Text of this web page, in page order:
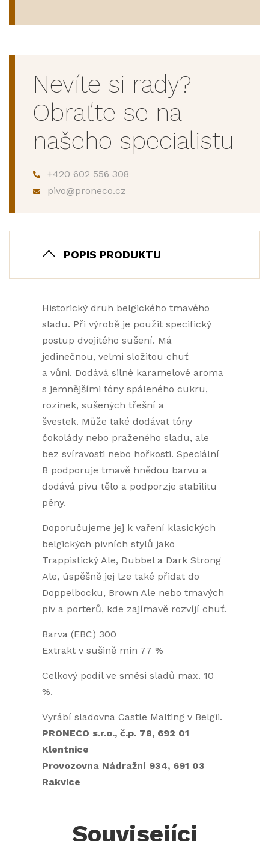
Nevíte si rady?
Obraťte se na
našeho specialistu
+420 602 556 308
pivo@proneco.cz
POPIS PRODUKTU
Historický druh belgického tmavého
sladu. Při výrobě je použit specifický
postup dvojitého sušení. Má
jedinečnou, velmi složitou chuť
a vůni. Dodává silné karamelové aroma
s jemnějšími tóny spáleného cukru,
rozinek, sušených třešní a
švestek. Může také dodávat tóny
čokolády nebo praženého sladu, ale
bez svíravosti nebo hořkosti. Speciální
B podporuje tmavě hnědou barvu a
dodává pivu tělo a podporzje stabilitu
pěny.
Doporučujeme jej k vaření klasických
belgických pivních stylů jako
Trappistický Ale, Dubbel a Dark Strong
Ale, úspěšně jej lze také přidat do
Doppelbocku, Brown Ale nebo tmavých
piv a porterů, kde zajímavě rozvíjí chuť.
Barva (EBC) 300
Extrakt v sušině min 77 %
Celkový podíl ve směsi sladů max. 10
%.
Vyrábí sladovna Castle Malting v Belgii.
PRONECO s.r.o., č.p. 78, 692 01
Klentnice
Provozovna Nádražní 934, 691 03
Rakvice
Souvisejíci